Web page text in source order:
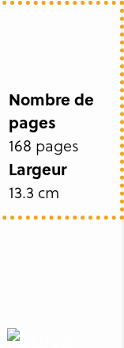
Nombre de
pages
168 pages
Largeur
13.3 cm